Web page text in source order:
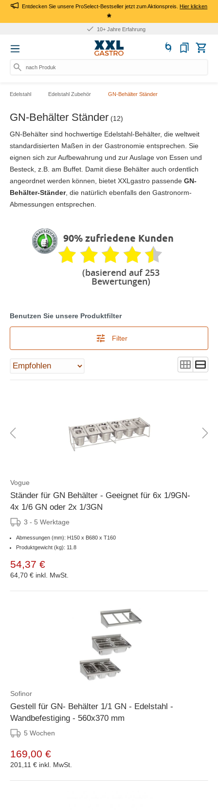
Entdecken Sie unsere ProSelect-Bestseller jetzt zum Aktionspreis.Hier klicken
*
10+ Jahre Erfahrung
nach Produkt, Art.
Edelstahl Edelstahl Zubehör GN-Behälter Ständer
GN-Behälter Ständer (12)
GN-Behälter sind hochwertige Edelstahl-Behälter, die weltweit
standardisierten Maßen in der Gastronomie entsprechen. Sie
eignen sich zur Aufbewahrung und zur Auslage von Essen und
Besteck, z.B. am Buffet. Damit diese Behälter auch ordentlich
angeordnet werden können, bietet XXLgastro passende GN-
Behälter-Ständer, die natürlich ebenfalls den Gastronorm-
Abmessungen entsprechen.
90% zufriedene Kunden
(basierend auf 253
Bewertungen)
Benutzen Sie unsere Produktfilter
Filter
Vogue
Ständer für GN Behälter - Geeignet für 6x 1/9GN-
4x 1/6 GN oder 2x 1/3GN
3 - 5 Werktage
Abmessungen (mm): H150 x B680 x T160
Produktgewicht (kg): 11.8
54,37 €
64,70 € inkl. MwSt.
Sofinor
Gestell für GN- Behälter 1/1 GN - Edelstahl -
Wandbefestiging - 560x370 mm
5 Wochen
169,00 €
201,11 € inkl. MwSt.